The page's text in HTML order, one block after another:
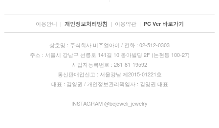
이용안내 | 개인정보처리방침 | 이용약관 | PC Ver 바로가기
상호명 : 주식회사 비주얼아이 / 전화 : 02-512-0303
주소 : 서울시 강남구 선릉로 141길 10 동아빌딩 2F (논현동 100-27)
사업자등록번호 : 261-81-19592
통신판매업신고 : 서울강남 제2015-01221호
대표 : 김영권 / 개인정보관리책임자 : 김영권 대표
INSTAGRAM @bejeweli_jewelry